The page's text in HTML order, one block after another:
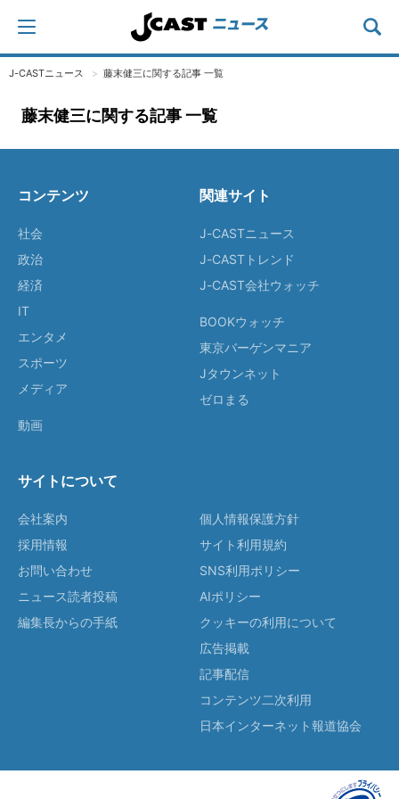
J-CASTニュース 藤末健三に関する記事 一覧
藤末健三に関する記事 一覧
コンテンツ
社会
政治
経済
IT
エンタメ
スポーツ
メディア
動画
関連サイト
J-CASTニュース
J-CASTトレンド
J-CAST会社ウォッチ
BOOKウォッチ
東京バーゲンマニア
Jタウンネット
ゼロまる
サイトについて
会社案内
採用情報
お問い合わせ
ニュース読者投稿
編集長からの手紙
個人情報保護方針
サイト利用規約
SNS利用ポリシー
AIポリシー
クッキーの利用について
広告掲載
記事配信
コンテンツ二次利用
日本インターネット報道協会